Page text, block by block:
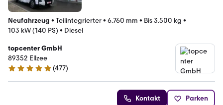
Neufahrzeug • Teilintegrierter• 6.760 mm • Bis 3.500 kg •
103 kW (140 PS) • Diesel
topcenter GmbH
89352 Ellzee
4.8 Sterne
(477)
Kontakt Parken